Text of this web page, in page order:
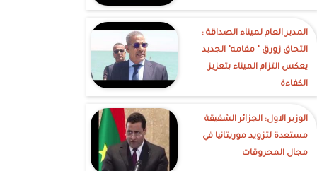
‎المدير العام لميناء الصداقة :
التحاق زورق " مقامه" الجديد
يعكس التزام الميناء بتعزيز
الكفاءة
الوزير الاول: الجزائر الشقيقة
مستعدة لتزويد موريتانيا في
مجال المحروقات